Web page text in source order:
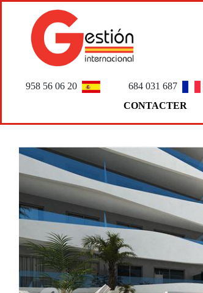
958 56 06 20
684 031 687
CONTACTER